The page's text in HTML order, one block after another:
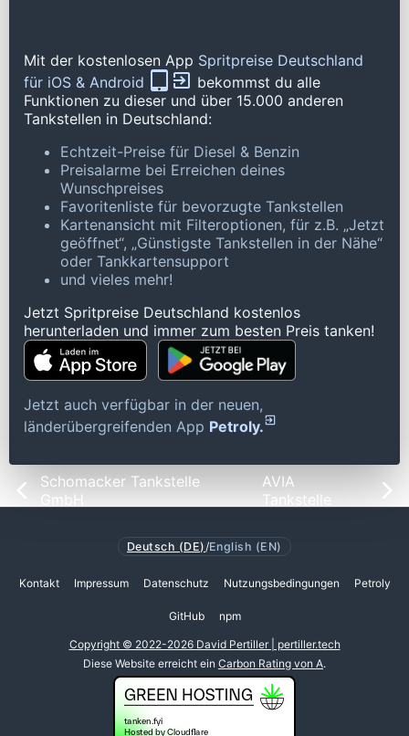
Mit der kostenlosen App Spritpreise Deutschland
für iOS & Android
bekommst du alle
Funktionen zu dieser und über 15.000 anderen
Tankstellen in Deutschland:
Echtzeit-Preise für Diesel & Benzin
Preisalarme bei Erreichen deines
Wunschpreises
Favoritenliste für bevorzugte Tankstellen
Kartenansicht mit Filteroptionen, für z.B. „Jetzt
geöffnet“, „Günstigste Tankstellen in der Nähe“
oder Tankkartensupport
und vieles mehr!
Jetzt Spritpreise Deutschland kostenlos
herunterladen und immer zum besten Preis tanken!
Jetzt auch verfügbar in der neuen,
länderübergreifenden App Petroly.
Schomacker Tankstelle
GmbH
AVIA
Tankstelle
Deutsch (DE) /English (EN)
Kontakt Impressum Datenschutz Nutzungsbedingungen Petroly
GitHub npm
Copyright © 2022-2026 David Pertiller | pertiller.tech
Diese Website erreicht ein Carbon Rating von A.